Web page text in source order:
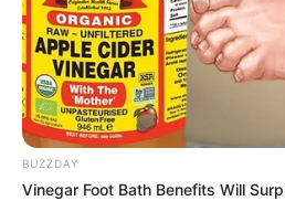
BUZZDAY
Vinegar Foot Bath Benefits Will